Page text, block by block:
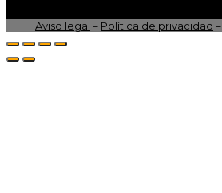
Aviso legal – Política de privacidad –